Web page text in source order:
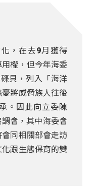
，在去9月獲得
用權，但今年海委
貝，列入「海洋
將威脅族人往後
。因此向立委陳
會，其中海委會
同相關部會走訪
跟生態保育的雙